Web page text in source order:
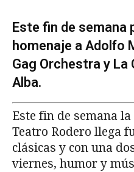
Este fin de semana
homenaje a Adolfo
Gag Orchestra y La
Alba.
Este fin de semana
Teatro Rodero llega
clásicas y con una
viernes, humor y